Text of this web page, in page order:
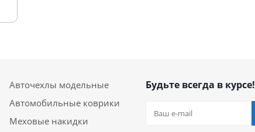
Авточехлы модельные
Автомобильные коврики
Меховые накидки
Будьте всегда в курсе!